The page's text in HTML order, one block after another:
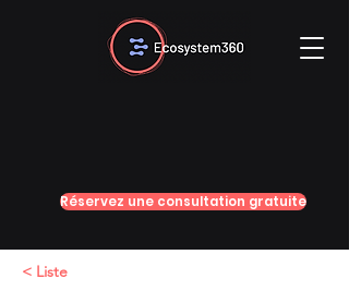
Réservez une consultation gratuite
< Liste